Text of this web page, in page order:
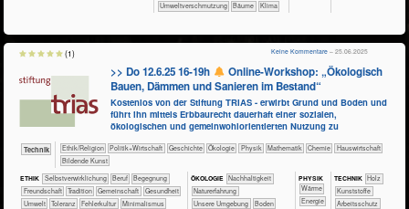
​​Umweltverschmutzung
Bäume Klima
>> Do 12.6.25 16-19h
Online-Workshop: „Ökologisch
Bauen, Dämmen und Sanieren im Bestand“
Kostenlos von der Stiftung TRIAS - erwirbt Grund und Boden und
führt ihn mittels Erbbaurecht dauerhaft einer sozialen,
ökologischen und gemeinwohlorientierten Nutzung zu
​Technik ​​​​​​​​​​Ethik/​Religion ​​​​​​​​​Politik+​Wirtschaft ​​​​​​​​Geschichte ​​​​​​​​Ökologie ​​​​​​​Physik ​​​​​​Mathematik ​​​​​Chemie
​Haus­wirtschaft
Bildende Kunst
ETHIK ​​​​​​​​​​​​​​​​​​​​​​​​​​​​​​​​​​​​​​​​Selbst­verwirklichung ​​​​​​​​​​​​​​​Beruf
​​​​​​​​​​​​Begegnung
​​​​​​​​​​​​Freundschaft
​​​​​​​​​​​Tradition ​​​​​​​​​​Gemeinschaft
​​​​​​Gesundheit
​​​​​Umwelt
​​​Toleranz ​​Fehlerkultur
​​Minimalismus
ÖKO​LOGIE ​​​​​​​​​​​​​​​Nachhaltigkeit
​​​​​​​​​​​​​Naturerfahrung
​​​​​​​​​​​​​Unsere Umgebung
​​​​​Boden
PHY​SIK
​​​​​Wärme
​​Energie
TECH​NIK ​​​​​​​​Holz
​​​​​​​​Kunststoffe
​​​​​​Arbeitsschutz
Keine Kommentare – 25.06.2025
(1)